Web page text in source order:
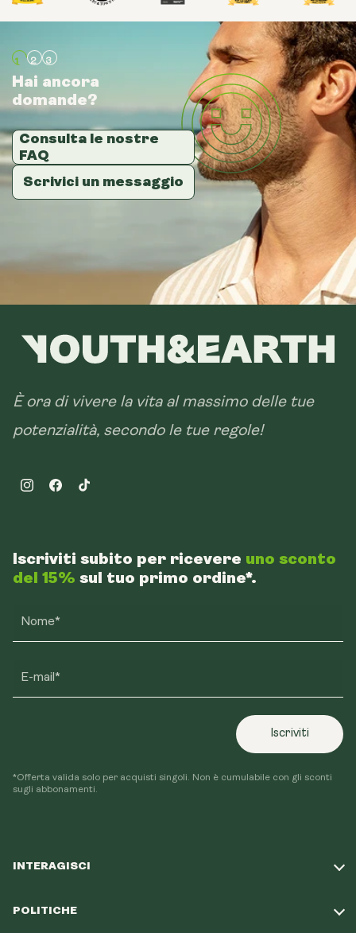
Hai ancora
domande?
Consulta le nostre
FAQ
Scrivici un messaggio
Hai ancora
domande?
Consulta le nostre
FAQ
Scrivici un messaggio
Hai ancora
domande?
Consulta le nostre
FAQ
Scrivici un messaggio
È ora di vivere la vita al massimo delle tue
potenzialità, secondo le tue regole!
InstagramFacebookTikTok
INTERAGISCI
POLITICHE
Iscriviti subito per ricevere uno sconto
del 15% sul tuo primo ordine*.
Nome*
E-mail*
Iscriviti
*Offerta valida solo per acquisti singoli. Non è cumulabile con gli sconti
sugli abbonamenti.